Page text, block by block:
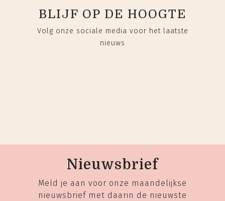
BLIJF OP DE HOOGTE
Volg onze sociale media voor het laatste
nieuws
Nieuwsbrief
Meld je aan voor onze maandelijkse
nieuwsbrief met daarin de nieuwste